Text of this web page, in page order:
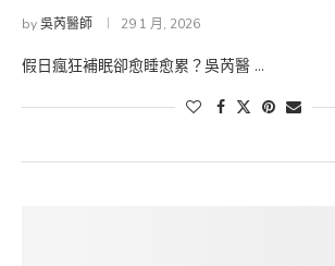
by吳芮醫師 29 1 月, 2026
假日瘋狂補眠卻愈睡愈累？吳芮醫 …